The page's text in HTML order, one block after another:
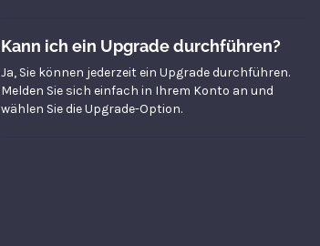
Kann ich ein Upgrade durchführen?
Ja, Sie können jederzeit ein Upgrade durchführen.
Melden Sie sich einfach in Ihrem Konto an und
wählen Sie die Upgrade-Option.